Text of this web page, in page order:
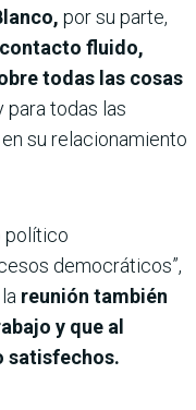
por su parte,
contacto fluido,
todas las cosas
para todas las
su relacionamiento
político
democráticos”,
reunión también
y que al
satisfechos.